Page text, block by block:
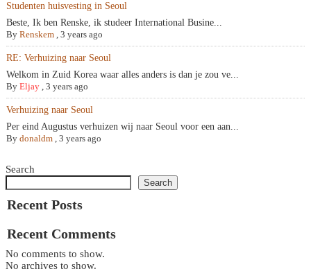
Studenten huisvesting in Seoul
Beste, Ik ben Renske, ik studeer International Busine...
By Renskem , 3 years ago
RE: Verhuizing naar Seoul
Welkom in Zuid Korea waar alles anders is dan je zou ve...
By Eljay , 3 years ago
Verhuizing naar Seoul
Per eind Augustus verhuizen wij naar Seoul voor een aan...
By donaldm , 3 years ago
Search
Search
Recent Posts
Recent Comments
No comments to show.
No archives to show.